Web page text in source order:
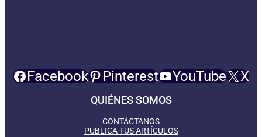
Facebook Pinterest YouTube X
QUIÉNES SOMOS
CONTÁCTANOS
PUBLICA TUS ARTÍCULOS